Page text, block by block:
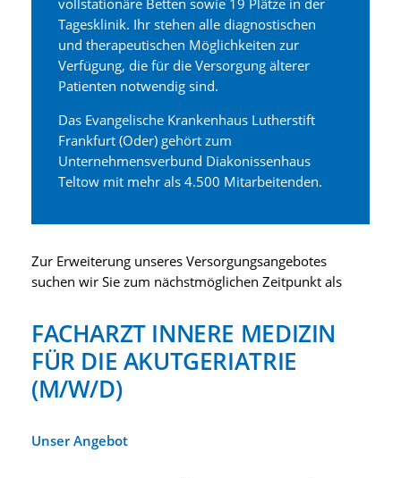
vollstationäre Betten sowie 19 Plätze in der
Tagesklinik. Ihr stehen alle diagnostischen
und therapeutischen Möglichkeiten zur
Verfügung, die für die Versorgung älterer
Patienten notwendig sind.
Das Evangelische Krankenhaus Lutherstift
Frankfurt (Oder) gehört zum
Unternehmensverbund Diakonissenhaus
Teltow mit mehr als 4.500 Mitarbeitenden.
Zur Erweiterung unseres Versorgungsangebotes
suchen wir Sie zum nächstmöglichen Zeitpunkt als
FACHARZT INNERE MEDIZIN
FÜR DIE AKUTGERIATRIE
(M/W/D)
Unser Angebot